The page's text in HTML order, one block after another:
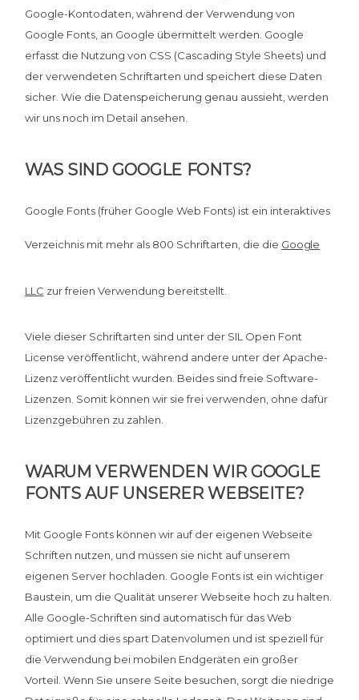
Google-Kontodaten, während der Verwendung von
Google Fonts, an Google übermittelt werden. Google
erfasst die Nutzung von CSS (Cascading Style Sheets) und
der verwendeten Schriftarten und speichert diese Daten
sicher. Wie die Datenspeicherung genau aussieht, werden
wir uns noch im Detail ansehen.
WAS SIND GOOGLE FONTS?
Google Fonts (früher Google Web Fonts) ist ein interaktives
Verzeichnis mit mehr als 800 Schriftarten, die die Google
LLC zur freien Verwendung bereitstellt.
Viele dieser Schriftarten sind unter der SIL Open Font
License veröffentlicht, während andere unter der Apache-
Lizenz veröffentlicht wurden. Beides sind freie Software-
Lizenzen. Somit können wir sie frei verwenden, ohne dafür
Lizenzgebühren zu zahlen.
WARUM VERWENDEN WIR GOOGLE
FONTS AUF UNSERER WEBSEITE?
Mit Google Fonts können wir auf der eigenen Webseite
Schriften nutzen, und müssen sie nicht auf unserem
eigenen Server hochladen. Google Fonts ist ein wichtiger
Baustein, um die Qualität unserer Webseite hoch zu halten.
Alle Google-Schriften sind automatisch für das Web
optimiert und dies spart Datenvolumen und ist speziell für
die Verwendung bei mobilen Endgeräten ein großer
Vorteil. Wenn Sie unsere Seite besuchen, sorgt die niedrige